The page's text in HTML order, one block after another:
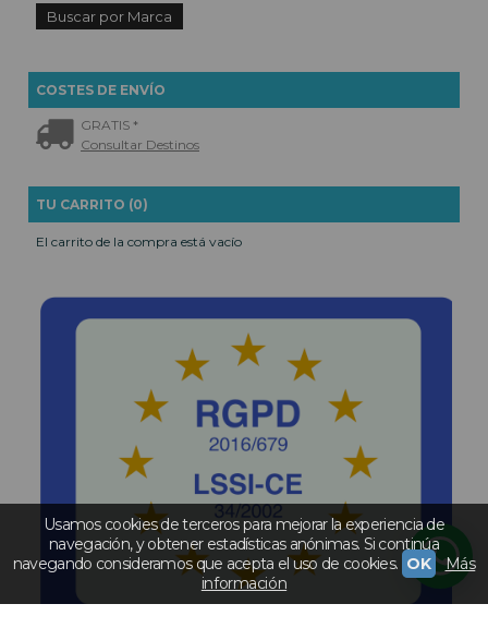
COSTES DE ENVÍO
GRATIS *
Consultar Destinos
TU CARRITO (0)
El carrito de la compra está vacío
Usamos cookies de terceros para mejorar la experiencia de
navegación, y obtener estadísticas anónimas. Si continúa
navegando consideramos que acepta el uso de cookies. OK
Más
información